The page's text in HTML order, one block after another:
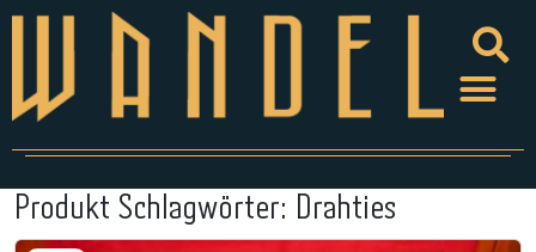
Produkt Schlagwörter: Drahties